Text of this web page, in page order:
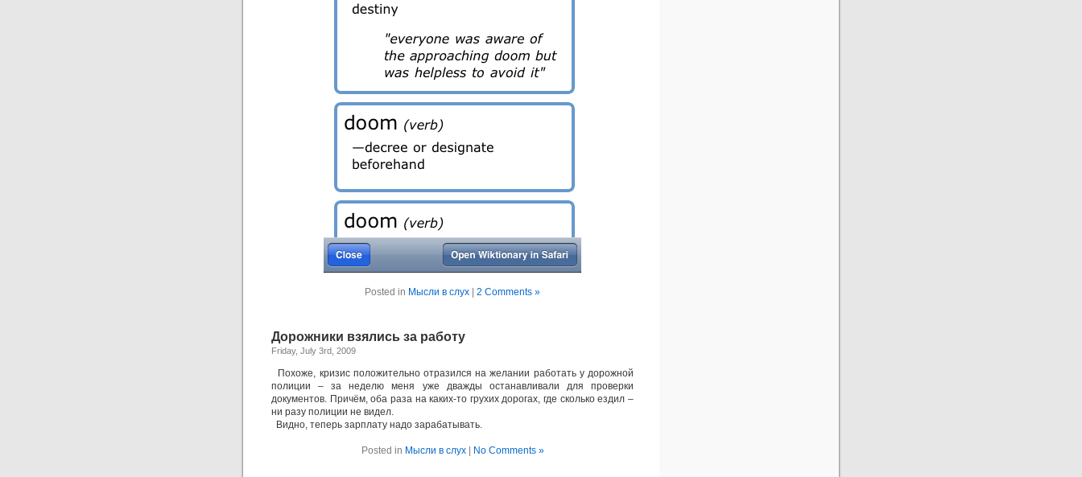
Posted in Мысли в слух 2 Comments »
Дорожники взялись за работу
Friday, July 3rd, 2009
Похоже, кризис положительно отразился на желании работать у дорожной
полиции – за неделю меня уже дважды останавливали для проверки
документов. Причём, оба раза на каких-то грухих дорогах, где сколько ездил –
ни разу полиции не видел.
Видно, теперь зарплату надо зарабатывать.
Posted in Мысли в слух| No Comments »